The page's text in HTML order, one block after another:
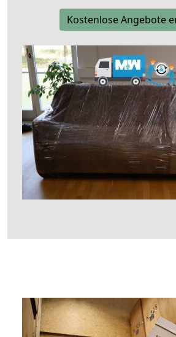
Kostenlose Angebote